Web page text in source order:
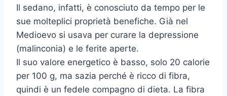
Il sedano, infatti, è conosciuto da tempo per le
sue molteplici proprietà benefiche. Già nel
Medioevo si usava per curare la depressione
(malinconia) e le ferite aperte.
Il suo valore energetico è basso, solo 20 calorie
per 100 g, ma sazia perché è ricco di fibra,
quindi è un fedele compagno di dieta. La fibra